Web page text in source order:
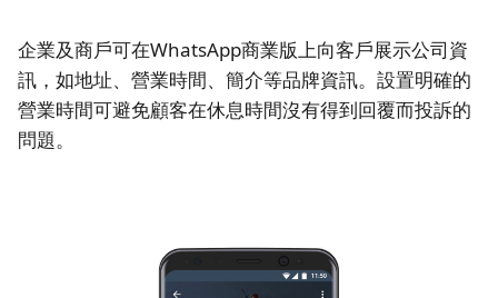
企業及商戶可在WhatsApp商業版上向客戶展示公司資
訊，如地址、營業時間、簡介等品牌資訊。設置明確的
營業時間可避免顧客在休息時間沒有得到回覆而投訴的
問題。